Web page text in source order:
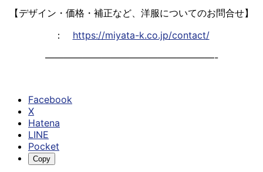
【デザイン・価格・補正など、洋服についてのお問合せ】
： https://miyata-k.co.jp/contact/
——————————————————-
Facebook
X
Hatena
LINE
Pocket
Copy